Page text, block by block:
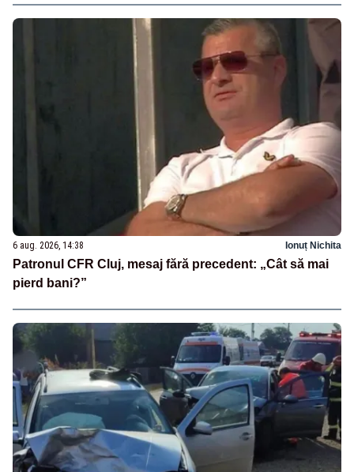
6 aug. 2026, 14:38 Ionuț Nichita
Patronul CFR Cluj, mesaj fără precedent: „Cât să mai
pierd bani?”